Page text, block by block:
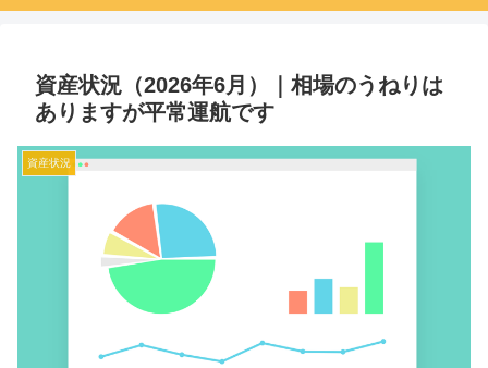
資産状況（2026年6月）｜相場のうねりは
ありますが平常運航です
資産状況